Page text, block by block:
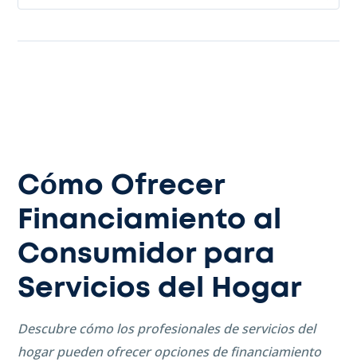
Cómo Ofrecer
Financiamiento al
Consumidor para
Servicios del Hogar
Descubre cómo los profesionales de servicios del
hogar pueden ofrecer opciones de financiamiento